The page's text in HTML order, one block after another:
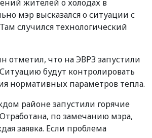
жителей о холодах в
мэр высказался о ситуации с
случился технологический
отметил, что на ЭВРЗ запустили
будут контролировать
нормативных параметров тепла.
районе запустили горячие
по замечанию мэра,
заявка. Если проблема